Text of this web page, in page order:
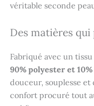
véritable seconde
Des matières
Fabriqué avec un
90% polyester et
douceur, souplesse
confort procuré tout